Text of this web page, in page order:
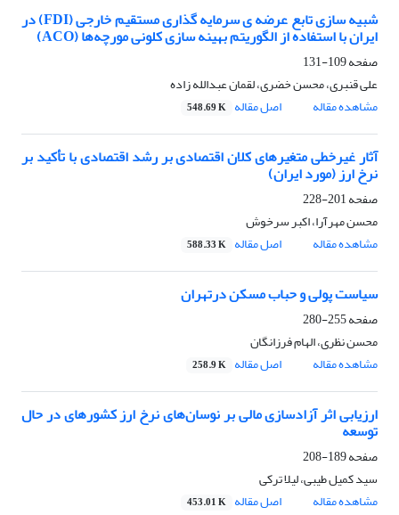
شبیه سازی تابع عرضه ی سرمایه گذاری مستقیم خارجی (FDI) در
ایران با استفاده از الگوریتم بهینه سازی کلونی مورچه‌ها (ACO)
صفحه109-131
علی قنبری، محسن خضری، لقمان عبدالله زاده
مشاهده مقاله
اصل مقاله 548.69 K
آثار غیرخطی متغیرهای کلان اقتصادی بر رشد اقتصادی با تأکید بر
نرخ ارز (مورد ایران)
صفحه201-228
محسن مهرآرا، اکبر سرخوش
مشاهده مقاله
اصل مقاله 588.33 K
سیاست پولی و حباب مسکن درتهران
صفحه255-280
محسن نظری، الهام فرزانگان
مشاهده مقاله
اصل مقاله 258.9 K
ارزیابی اثر آزادسازی مالی بر نوسان‌های نرخ ارز کشورهای در حال
توسعه
صفحه189-208
سید کمیل طیبی، لیلا ترکی
مشاهده مقاله
اصل مقاله 453.01 K